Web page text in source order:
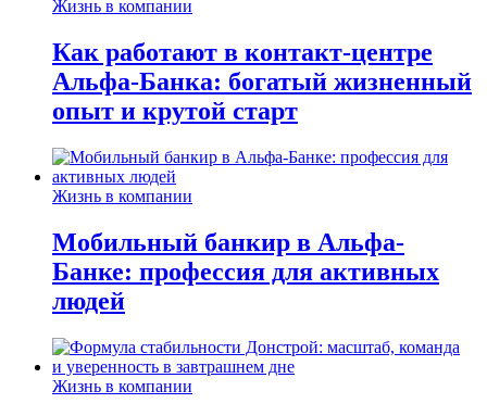
Жизнь в компании
Как работают в контакт-центре
Альфа-Банка: богатый жизненный
опыт и крутой старт
Жизнь в компании
Мобильный банкир в Альфа-
Банке: профессия для активных
людей
Жизнь в компании